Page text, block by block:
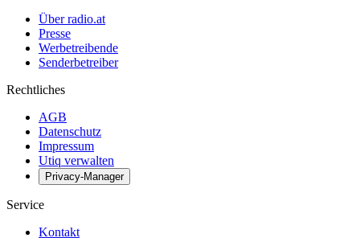
Über radio.at
Presse
Werbetreibende
Senderbetreiber
Rechtliches
AGB
Datenschutz
Impressum
Utiq verwalten
Privacy-Manager
Service
Kontakt